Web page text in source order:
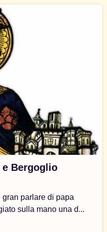
e Bergoglio
parlare di papa
sulla mano una d...